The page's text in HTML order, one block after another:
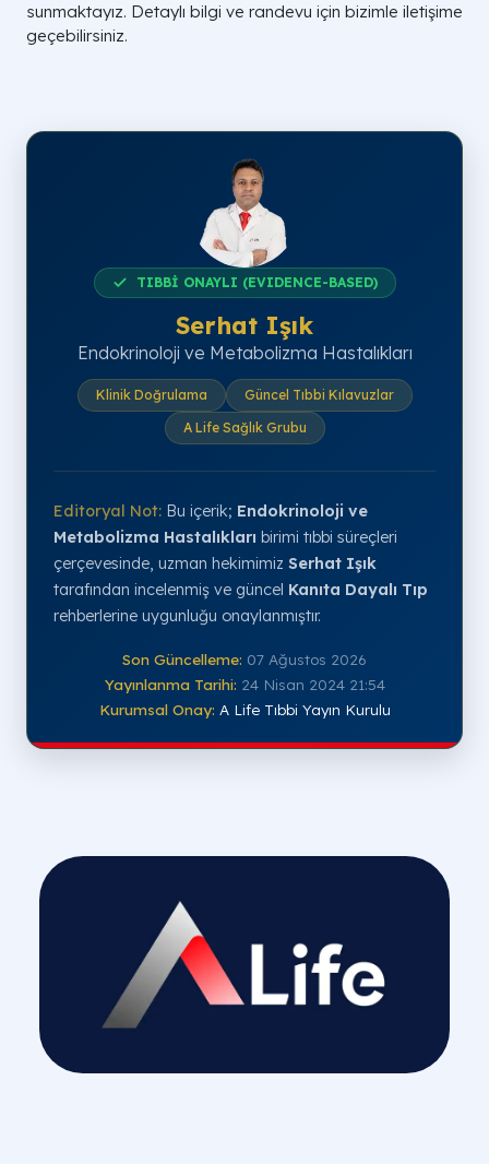
sunmaktayız. Detaylı bilgi ve randevu için bizimle iletişime
geçebilirsiniz.
TIBBİ ONAYLI (EVIDENCE-BASED)
Serhat Işık
Endokrinoloji ve Metabolizma Hastalıkları
Klinik Doğrulama
Güncel Tıbbi Kılavuzlar
A Life Sağlık Grubu
Editoryal Not: Bu içerik; Endokrinoloji ve
Metabolizma Hastalıkları birimi tıbbi süreçleri
çerçevesinde, uzman hekimimiz Serhat Işık
tarafından incelenmiş ve güncel Kanıta Dayalı Tıp
rehberlerine uygunluğu onaylanmıştır.
Son Güncelleme: 07 Ağustos 2026
Yayınlanma Tarihi: 24 Nisan 2024 21:54
Kurumsal Onay: A Life Tıbbi Yayın Kurulu